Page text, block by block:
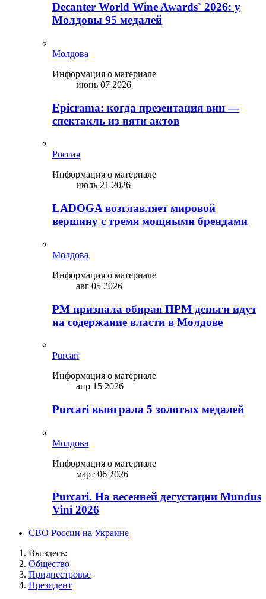
Decanter World Wine Awards` 2026: у
Молдовы 95 медалей
Молдова
Информация о материале
июнь 07 2026
Epicrama: когда презентация вин —
спектакль из пяти актов
Россия
Информация о материале
июль 21 2026
LADOGA возглавляет мировой
вершину с тремя мощными брендами
Молдова
Информация о материале
авг 05 2026
PM признала обирая ПРМ деньги идут
на содержание власти в Молдове
Purcari
Информация о материале
апр 15 2026
Purcari выиграла 5 золотых медалей
Молдова
Информация о материале
март 06 2026
Purcari. На весенней дегустации Mundus
Vini 2026
СВО России на Украине
Вы здесь:
Общество
Приднестровье
Президент